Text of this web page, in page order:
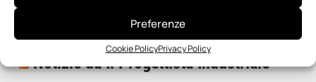
Preferenze
Cookie PolicyPrivacy Policy
Rivestimenti nanocompositi per ingranaggi
Notizie da Il Progettista Industriale